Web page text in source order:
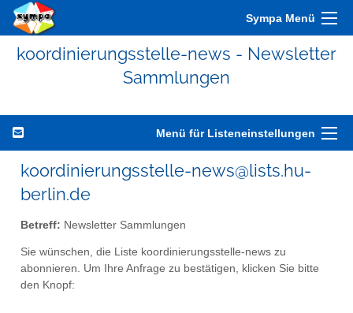
Sympa Menü
koordinierungsstelle-news - Newsletter
Sammlungen
Menü für Listeneinstellungen
koordinierungsstelle-news@lists.hu-
berlin.de
Betreff: Newsletter Sammlungen
Sie wünschen, die Liste koordinierungsstelle-news zu
abonnieren. Um Ihre Anfrage zu bestätigen, klicken Sie bitte
den Knopf: